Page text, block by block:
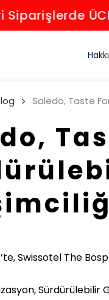
Swissotel The
Sürdürülebilir